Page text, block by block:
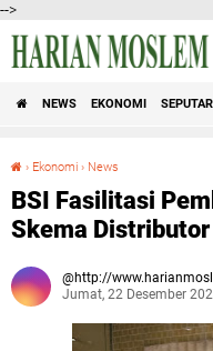
-->
NEWS EKONOMI
› Ekonomi › News
BSI Fasilitasi
Skema
http://
Jumat, 22 Desember